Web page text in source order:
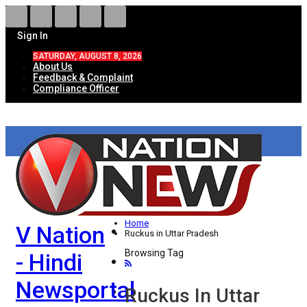
Sign In
SATURDAY, AUGUST 8, 2026
About Us
Feedback & Complaint
Compliance Officer
V Nation
- Hindi
Newsportal
HOME
ताज़ा खबरें
देश
विदेश
राज्य
उत्तर प्रदेश
Home
Ruckus in Uttar Pradesh
Browsing Tag
Ruckus In Uttar